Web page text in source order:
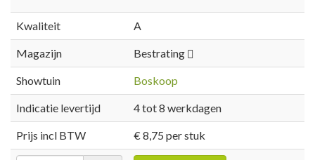
Kwaliteit A
Magazijn Bestrating
Showtuin Boskoop
Indicatie levertijd 4 tot 8 werkdagen
Prijs incl BTW € 8,75 per stuk